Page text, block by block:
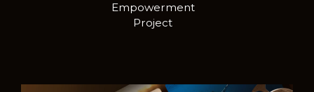
Empowerment
Project